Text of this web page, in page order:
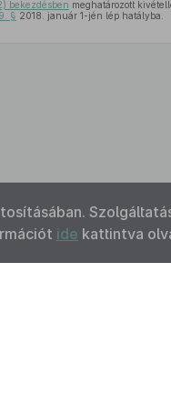
bekezdésben meghatározott
§ 2018. január 1-jén lép hatályba.
ide kattintva